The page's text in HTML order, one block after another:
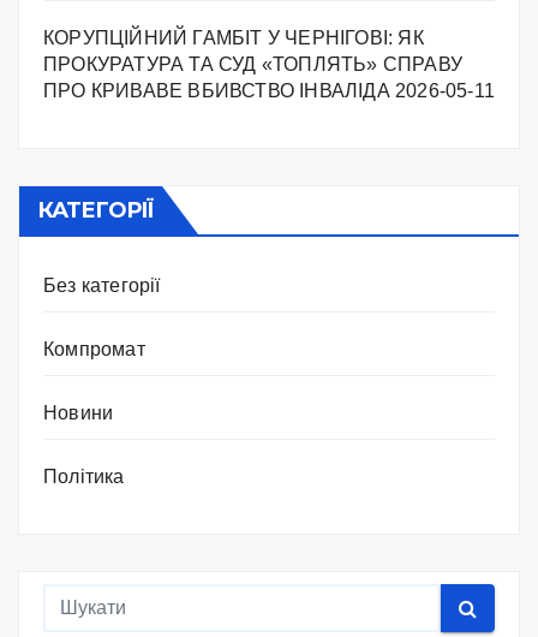
КОРУПЦІЙНИЙ ГАМБІТ У ЧЕРНІГОВІ: ЯК
ПРОКУРАТУРА ТА СУД «ТОПЛЯТЬ» СПРАВУ
ПРО КРИВАВЕ ВБИВСТВО ІНВАЛІДА 2026-05-11
КАТЕГОРІЇ
Без категорії
Компромат
Новини
Політика